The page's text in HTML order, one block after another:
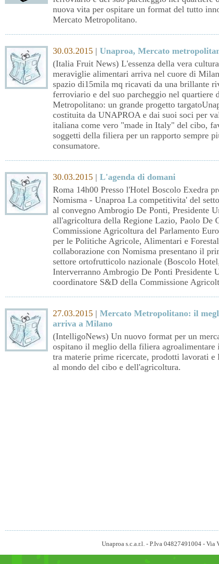
nuova vita per ospitare un format del tutto
Mercato Metropolitano.
30.03.2015 | Unaproa, Mercato
(Italia Fruit News) L'essenza della vera
meraviglie alimentari arriva nel cuore di
spazio di15mila mq ricavati da una brillante
ferroviario e del suo parcheggio nel quartiere
Metropolitano: un grande progetto
costituita da UNAPROA e dai suoi soci per
italiana come vero "made in Italy" del cibo,
soggetti della filiera per un rapporto sempre
consumatore.
30.03.2015 | L'agenda di domani
Roma 14h00 Presso l'Hotel Boscolo Exedra
Nomisma - Unaproa La competitivita' del
al convegno Ambrogio De Ponti, Presidente
all'agricoltura della Regione Lazio, Paolo De
Commissione Agricoltura del Parlamento
per le Politiche Agricole, Alimentari e
collaborazione con Nomisma presentano il
settore ortofrutticolo nazionale (Boscolo
Interverranno Ambrogio De Ponti Presidente
coordinatore S&D della Commissione
27.03.2015 | Mercato Metropolitano: il
arriva a Milano
(IntelligoNews) Un nuovo format per un
ospitano il meglio della filiera
tra materie prime ricercate, prodotti lavorati
al mondo del cibo e dell'agricoltura.
Unaproa s.c.a.r.l. - P.Iva 04827491004 -